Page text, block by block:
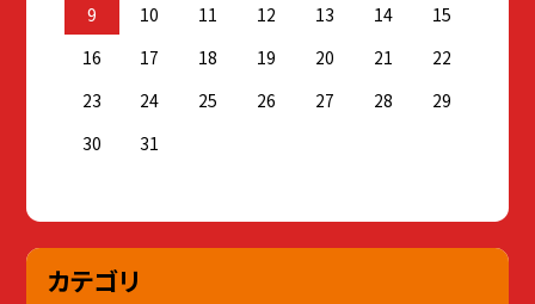
9
10 11 12 13 14
15
16
17 18 19 20 21
22
23
24 25 26 27 28
29
30
31
カテゴリ